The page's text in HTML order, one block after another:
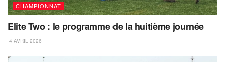
CHAMPIONNAT
Elite Two : le programme de la huitième journée
4 AVRIL 2026